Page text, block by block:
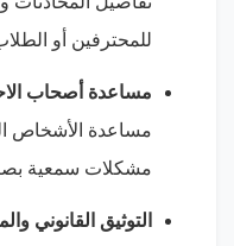
للمحترفين أو
مساعدة أصحاب
مساعدة الأشخاص
مشكلات سمعية
التوثيق القانوني